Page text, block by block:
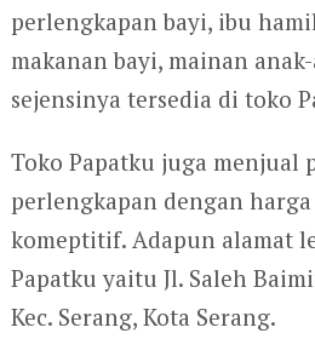
perlengkapan bayi, ibu
makanan bayi, mainan
sejensinya tersedia di toko
Toko Papatku juga menjual
perlengkapan dengan
komeptitif. Adapun alamat
Papatku yaitu Jl. Saleh
Kec. Serang, Kota Serang.